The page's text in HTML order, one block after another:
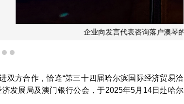
的优惠政策及具体操作。
4 5
双方合作，恰逢“第三十四届哈尔滨国际经济贸易洽
发展局及澳门银行公会，于2025年5月14日赴哈尔